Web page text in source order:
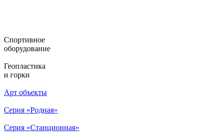
Спортивное
оборудование
Геопластика
и горки
Арт объекты
Серия «Родная»
Серия «Станционная»